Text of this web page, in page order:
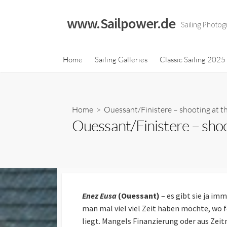
www.Sailpower.de Sailing
Home Sailing Galleries Classic Sailing
Classic Sailing 2023
Classic Sailing 2019
Calendar
Home > Ouessant/Finistere – shooting at
Ouessant/Finistere –
Enez Eusa (Ouessant) – es gibt sie ja
man mal viel viel Zeit haben möchte,
liegt. Mangels Finanzierung oder aus